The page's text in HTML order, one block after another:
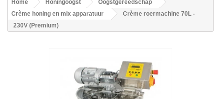
Home Honingoogst
Oogstgereedschap
Crème honing en mix apparatuur
Crème roermachine 70L -
230V (Premium)